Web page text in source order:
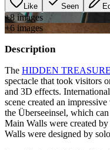
Like Seen
+8images
+6 images
Description
The HIDDEN
spectacle that took visitors
and 3D effects.
scene created an
the Überseeinsel, which
Main Walls were created
Walls were designed by